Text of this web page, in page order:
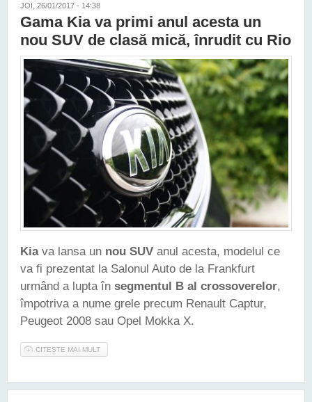
JOI, 26/01/2017 - 14:38
Gama Kia va primi anul acesta un
nou SUV de clasă mică, înrudit cu Rio
Kiava lansa un nou SUV anul acesta, modelul ce
va fi prezentat la Salonul Auto de la Frankfurt
urmând a lupta în segmentul B al crossoverelor,
împotriva a nume grele precum Renault Captur,
Peugeot 2008 sau Opel Mokka X.
CITEȘTE MAI MULT